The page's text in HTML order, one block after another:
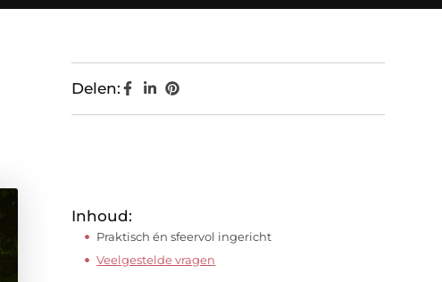
Delen:
Inhoud:
Praktisch én sfeervol ingericht
Veelgestelde vragen